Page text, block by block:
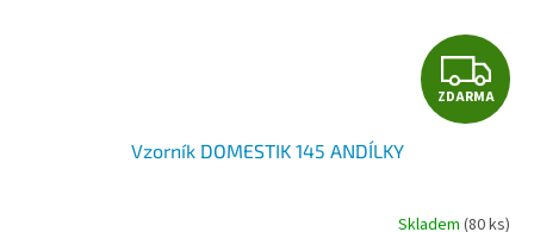
Z
D
R
ZDARMA
Vzorník DOMESTIK 145 ANDÍLKY
Skladem (80 ks)